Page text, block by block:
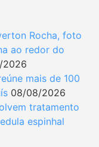
Rocha, foto
ao redor do
2026
mais de 100
08/08/2026
tratamento
espinhal